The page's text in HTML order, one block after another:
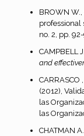
BROWN W.,
professional
no. 2, pp.
CAMPBELL
and
CARRASCO
(2012),
las
las
CHATMAN